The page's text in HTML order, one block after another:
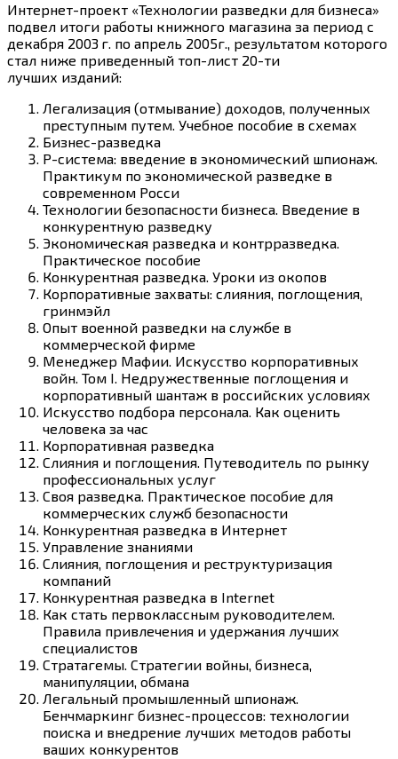
Интернет-проект «Технологии разведки для бизнеса»
подвел итоги работы книжного магазина за период с
декабря 2003 г. по апрель 2005г., результатом которого
стал ниже приведенный топ-лист 20-ти
лучших изданий:
Легализация (отмывание) доходов, полученных
преступным путем. Учебное пособие в схемах
Бизнес-разведка
Р-система: введение в экономический шпионаж.
Практикум по экономической разведке в
современном Росси
Технологии безопасности бизнеса. Введение в
конкурентную разведку
Экономическая разведка и контрразведка.
Практическое пособие
Конкурентная разведка. Уроки из окопов
Корпоративные захваты: слияния, поглощения,
гринмэйл
Опыт военной разведки на службе в
коммерческой фирме
Менеджер Мафии. Искусство корпоративных
войн. Том I. Недружественные поглощения и
корпоративный шантаж в российских условиях
Искусство подбора персонала. Как оценить
человека за час
Корпоративная разведка
Слияния и поглощения. Путеводитель по рынку
профессиональных услуг
Своя разведка. Практическое пособие для
коммерческих служб безопасности
Конкурентная разведка в Интернет
Управление знаниями
Слияния, поглощения и реструктуризация
компаний
Конкурентная разведка в Internet
Как стать первоклассным руководителем.
Правила привлечения и удержания лучших
специалистов
Стратагемы. Стратегии войны, бизнеса,
манипуляции, обмана
Легальный промышленный шпионаж.
Бенчмаркинг бизнес-процессов: технологии
поиска и внедрение лучших методов работы
ваших конкурентов